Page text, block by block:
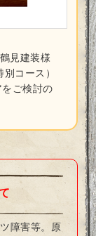
見建装様
コース）
ご検討の
障害等。原